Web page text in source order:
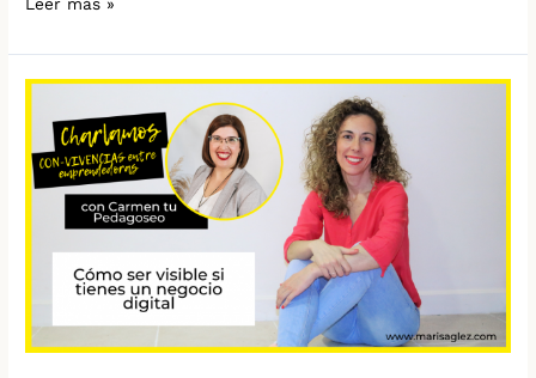
Leer más »
Cómo
visible
si
tienes
negocio
digital
de
SoyVisibleOnline.